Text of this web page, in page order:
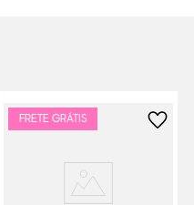
FRETE GRÁTIS